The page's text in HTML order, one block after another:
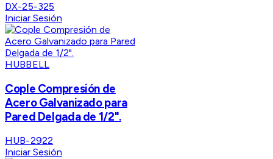
DX-25-325
Iniciar Sesión
HUBBELL
Cople Compresión de
Acero Galvanizado para
Pared Delgada de 1/2".
HUB-2922
Iniciar Sesión